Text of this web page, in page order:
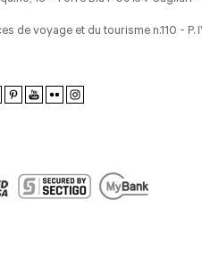
de voyage et du tourisme n.110 - P.